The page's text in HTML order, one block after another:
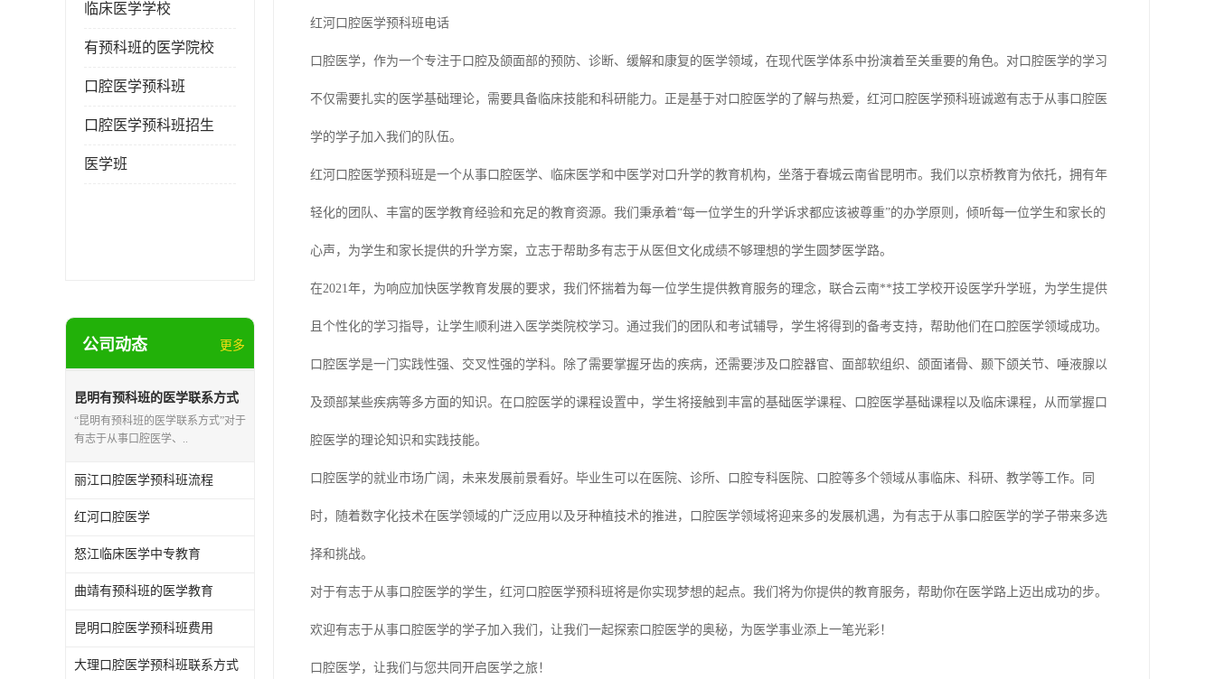
临床医学学校
有预科班的医学院校
口腔医学预科班
口腔医学预科班招生
医学班
公司动态 更多
昆明有预科班的医学联系方式
“昆明有预科班的医学联系方式”对于
有志于从事口腔医学、..
丽江口腔医学预科班流程
红河口腔医学
怒江临床医学中专教育
曲靖有预科班的医学教育
昆明口腔医学预科班费用
大理口腔医学预科班联系方式
红河口腔医学预科班电话
口腔医学，作为一个专注于口腔及颌面部的预防、诊断、缓解和康复的医学领域，在现代医学体系中扮演着至关重要的角色。对口腔医学的学习
不仅需要扎实的医学基础理论，需要具备临床技能和科研能力。正是基于对口腔医学的了解与热爱，红河口腔医学预科班诚邀有志于从事口腔医
学的学子加入我们的队伍。
红河口腔医学预科班是一个从事口腔医学、临床医学和中医学对口升学的教育机构，坐落于春城云南省昆明市。我们以京桥教育为依托，拥有年
轻化的团队、丰富的医学教育经验和充足的教育资源。我们秉承着“每一位学生的升学诉求都应该被尊重”的办学原则，倾听每一位学生和家长的
心声，为学生和家长提供的升学方案，立志于帮助多有志于从医但文化成绩不够理想的学生圆梦医学路。
在2021年，为响应加快医学教育发展的要求，我们怀揣着为每一位学生提供教育服务的理念，联合云南**技工学校开设医学升学班，为学生提供
且个性化的学习指导，让学生顺利进入医学类院校学习。通过我们的团队和考试辅导，学生将得到的备考支持，帮助他们在口腔医学领域成功。
口腔医学是一门实践性强、交叉性强的学科。除了需要掌握牙齿的疾病，还需要涉及口腔器官、面部软组织、颌面诸骨、颞下颌关节、唾液腺以
及颈部某些疾病等多方面的知识。在口腔医学的课程设置中，学生将接触到丰富的基础医学课程、口腔医学基础课程以及临床课程，从而掌握口
腔医学的理论知识和实践技能。
口腔医学的就业市场广阔，未来发展前景看好。毕业生可以在医院、诊所、口腔专科医院、口腔等多个领域从事临床、科研、教学等工作。同
时，随着数字化技术在医学领域的广泛应用以及牙种植技术的推进，口腔医学领域将迎来多的发展机遇，为有志于从事口腔医学的学子带来多选
择和挑战。
对于有志于从事口腔医学的学生，红河口腔医学预科班将是你实现梦想的起点。我们将为你提供的教育服务，帮助你在医学路上迈出成功的步。
欢迎有志于从事口腔医学的学子加入我们，让我们一起探索口腔医学的奥秘，为医学事业添上一笔光彩！
口腔医学，让我们与您共同开启医学之旅！